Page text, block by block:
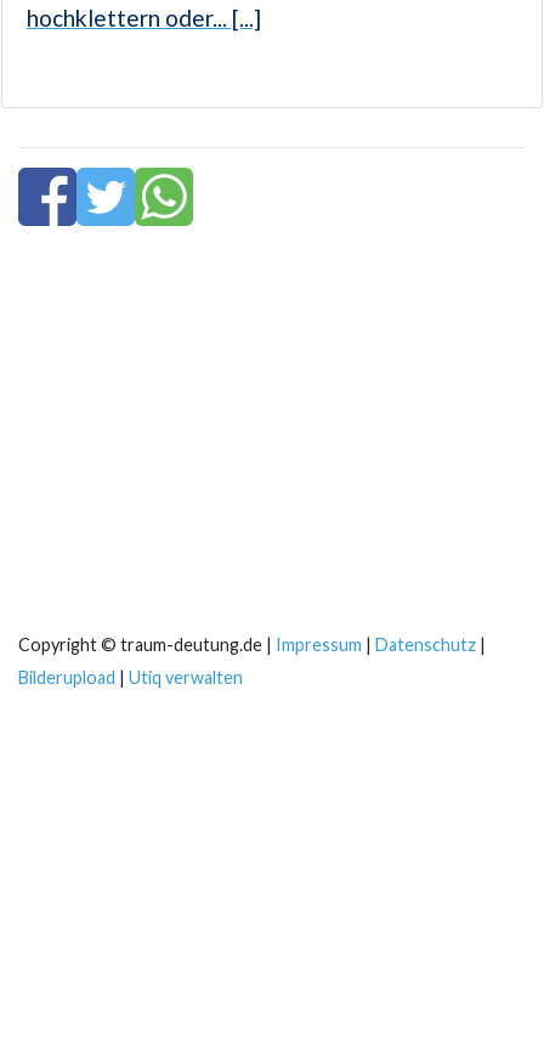
hochklettern oder... [...]
Copyright © traum-deutung.de | Impressum | Datenschutz |
Bilderupload | Utiq verwalten